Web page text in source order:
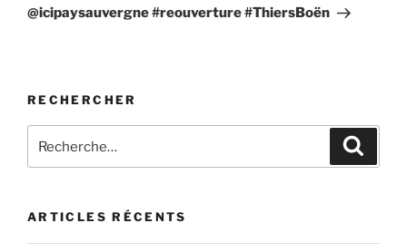
@icipaysauvergne #reouverture #ThiersBoën
RECHERCHER
pour
ARTICLES RÉCENTS